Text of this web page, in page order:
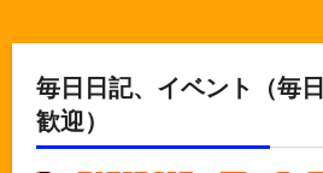
毎日日記、イベント（毎
歓迎）